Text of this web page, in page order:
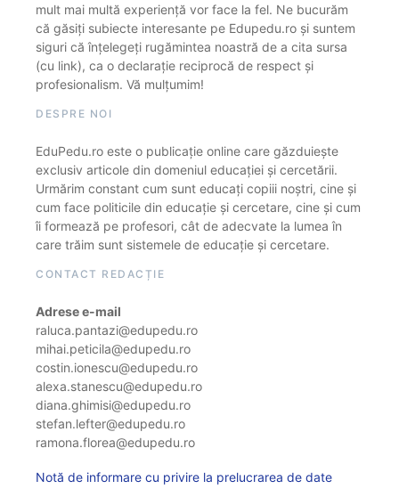
mult mai multă experiență vor face la fel. Ne bucurăm
că găsiți subiecte interesante pe Edupedu.ro și suntem
siguri că înțelegeți rugămintea noastră de a cita sursa
(cu link), ca o declarație reciprocă de respect și
profesionalism. Vă mulțumim!
DESPRE NOI
EduPedu.ro este o publicație online care găzduiește
exclusiv articole din domeniul educației și cercetării.
Urmărim constant cum sunt educați copiii noștri, cine și
cum face politicile din educație și cercetare, cine și cum
îi formează pe profesori, cât de adecvate la lumea în
care trăim sunt sistemele de educație și cercetare.
CONTACT REDACȚIE
Adrese e-mail
raluca.pantazi@edupedu.ro
mihai.peticila@edupedu.ro
costin.ionescu@edupedu.ro
alexa.stanescu@edupedu.ro
diana.ghimisi@edupedu.ro
stefan.lefter@edupedu.ro
ramona.florea@edupedu.ro
Notă de informare cu privire la prelucrarea de date